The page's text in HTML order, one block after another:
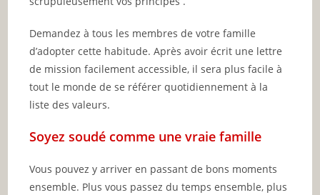
Demandez à tous les membres de votre famille
d’adopter cette habitude. Après avoir écrit une lettre
de mission facilement accessible, il sera plus facile à
tout le monde de se référer quotidiennement à la
liste des valeurs.
Soyez soudé comme une vraie famille
Vous pouvez y arriver en passant de bons moments
ensemble. Plus vous passez du temps ensemble, plus